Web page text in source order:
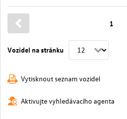
Vozidel na stránku
1
Vytisknout seznam vozidel
Aktivujte vyhledávacího agenta